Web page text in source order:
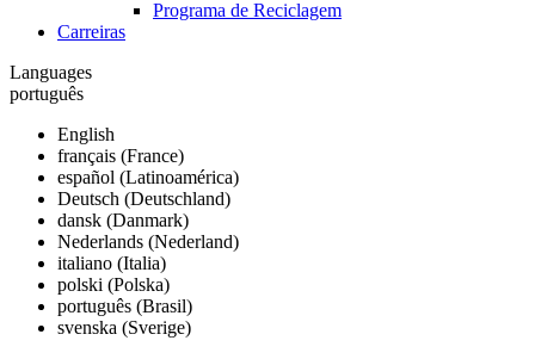
Programa de Reciclagem
Carreiras
Languages
português
English
français (France)
español (Latinoamérica)
Deutsch (Deutschland)
dansk (Danmark)
Nederlands (Nederland)
italiano (Italia)
polski (Polska)
português (Brasil)
svenska (Sverige)